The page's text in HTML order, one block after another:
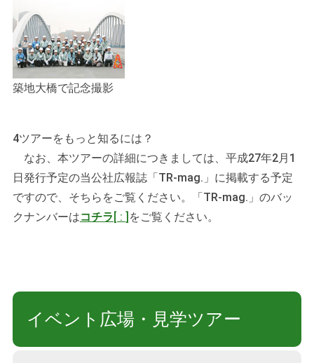
築地大橋で記念撮影
4ツアーをもっと知るには？
なお、本ツアーの詳細につきましては、平成27年2月1
日発行予定の当公社広報誌「TR-mag.」に掲載する予定
ですので、そちらをご覧ください。「TR-mag.」のバッ
クナンバーはコチラ : をご覧ください。
イベント広場・見学ツアー